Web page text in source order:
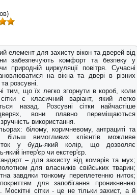
елемент для захисту вікон та дверей від
забезпечують комфорт та безпеку у
природній циркуляції повітря. Сучасні
на вікна та двері в різних
розсувні.
тим, що їх легко згорнути в короб, коли
є класичний варіант, який легко
назад. Розсувні сітки найчастіше
вони плавно переміщаються
використання.
білому, коричневому, антрациті та
вимогливих клієнтів можливе
у будь-який колір, що дозволяє
який інтер'єр чи екстер'єр.
– для захисту від комарів та мух;
для власників свійських тварин;
завдяки тонкому переплетенню ниток;
для запобігання проникненню
Москітні сітки - це не тільки захист, а й